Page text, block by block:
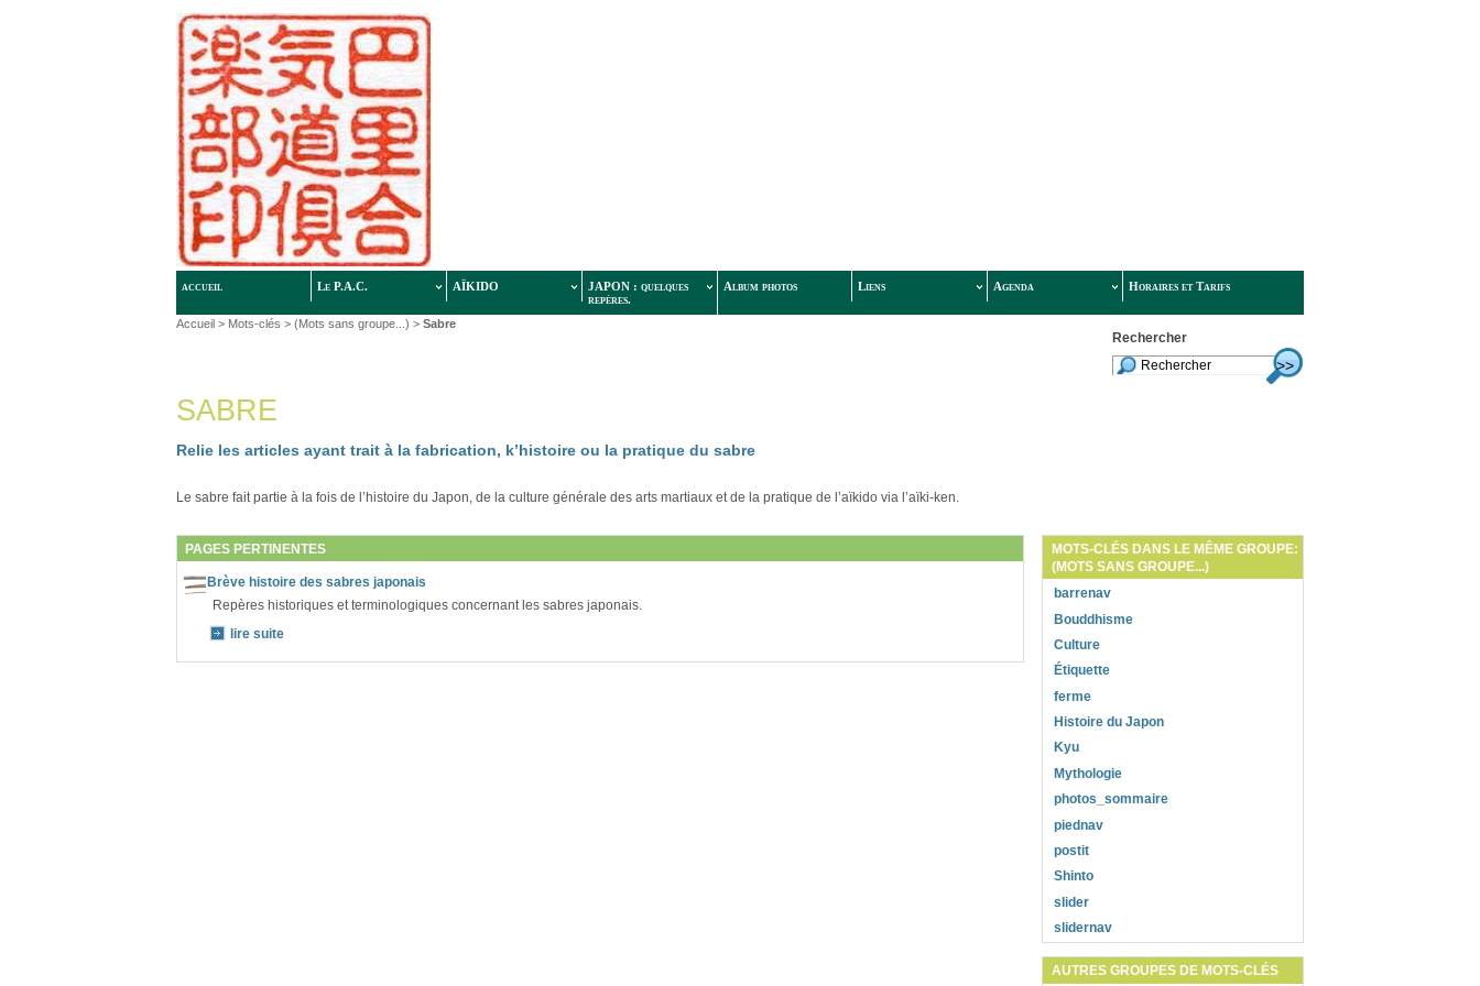
accueil Le P.A.C. AÏKIDO
JAPON : quelques
repères.
Album photos Liens Agenda Horaires et Tarifs
Rechercher
Accueil > Mots-clés > (Mots sans groupe...) > Sabre
SABRE
Relie les articles ayant trait à la fabrication, k’histoire ou la pratique du sabre
Le sabre fait partie à la fois de l’histoire du Japon, de la culture générale des arts martiaux et de la pratique de l’aïkido via l’aïki-ken.
MOTS-CLÉS DANS LE MÊME GROUPE:
(MOTS SANS GROUPE...)
barrenav
Bouddhisme
Culture
Étiquette
ferme
Histoire du Japon
Kyu
Mythologie
photos_sommaire
piednav
postit
Shinto
slider
slidernav
AUTRES GROUPES DE MOTS-CLÉS
PAGES PERTINENTES
Brève histoire des sabres japonais
Repères historiques et terminologiques concernant les sabres japonais.
lire suite